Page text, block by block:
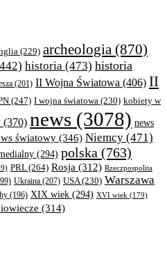
(229) archeologia (870)
historia (473) historia
(201) II Wojna Światowa (406) II
(247) I wojna światowa (230) kobiety w
(370) news (3078) news
światowy (346) Niemcy (471)
(294) polska (763)
PRL(264) Rosja (312) Rzeczpospolita
Ukraina (207) USA(230) Warszawa
(196) XIX wiek (294) XVI wiek (179)
(314)